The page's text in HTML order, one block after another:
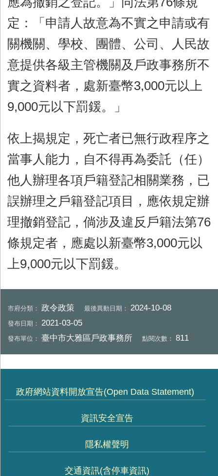
定：「申請人故意為不實之申請或有
關機關、學校、團體、公司、人民故
意提供各級主管機關及戶政事務所不
實之資料者，處新臺幣3,000元以上
9,000元以下罰鍰。」
依上揭規定，死亡者已無行政程序之
當事人能力，自不得再為委託（任）
他人辦理各項戶籍登記相關業務，已
誤辦理之戶籍登記項目，應依規定辦
理撤銷登記，倘涉及違反戶籍法第76
條規定者，應處以新臺幣3,000元以
上9,000元以下罰鍰。
市府分類： 政令政策 最後異動日期： 2024-10-08
發布日期： 2021-03-05
發布單位：臺中市大雅區戶政事務所 點閱次數：811
政府網站資料開放宣告(Open Data Statement)
資訊安全宣告
隱私權聲明
交通資訊(含停車資訊)